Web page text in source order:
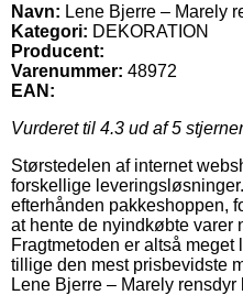
Navn: Lene Bjerre – Marely
Kategori: DEKORATION
Producent:
Varenummer: 48972
EAN:
Vurderet til 4.3 ud af 5
Størstedelen af internet
forskellige
efterhånden pakkeshoppen,
at hente de nyindkøbte varer
Fragtmetoden er altså
tillige den mest prisbevidste
Lene Bjerre – Marely rensdyr